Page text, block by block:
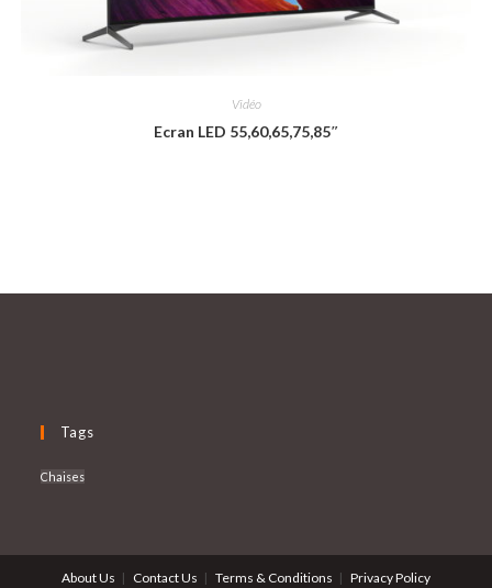
Vidéo
Ecran LED 55,60,65,75,85″
Tags
Chaises
About Us Contact Us Terms & Conditions Privacy Policy